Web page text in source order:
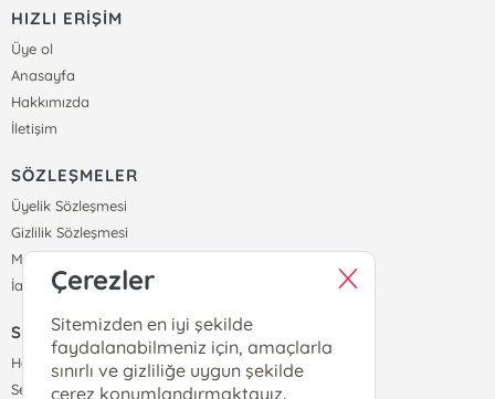
HIZLI ERİŞİM
Üye ol
Anasayfa
Hakkımızda
İletişim
SÖZLEŞMELER
Üyelik Sözleşmesi
Gizlilik Sözleşmesi
Mesafeli Satış Sözleşmesi
İade ve Teslimat Koşulları
SİPARİŞ
Hesabım
Sepetim
Çerezler
Sitemizden en iyi şekilde
faydalanabilmeniz için, amaçlarla
sınırlı ve gizliliğe uygun şekilde
çerez konumlandırmaktayız.